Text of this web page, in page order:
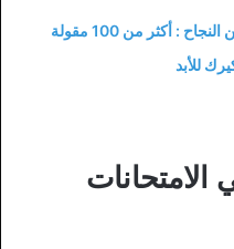
أقوال مشهورة عن النجاح : أكثر من 100 مقولة
للأبد
الامتحانات